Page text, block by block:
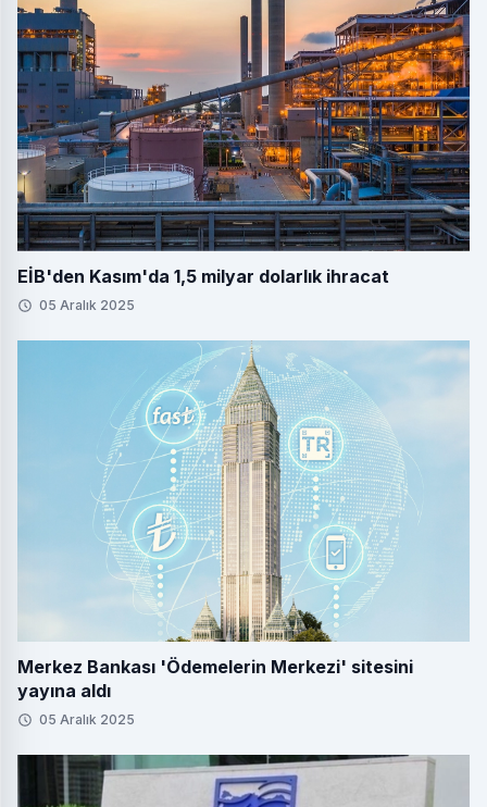
EİB'den Kasım'da 1,5 milyar dolarlık ihracat
05 Aralık 2025
Merkez Bankası 'Ödemelerin Merkezi' sitesini
yayına aldı
05 Aralık 2025